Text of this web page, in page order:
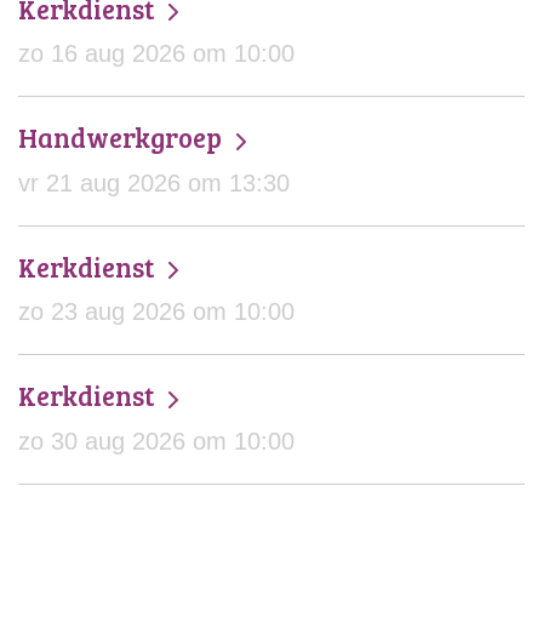
Kerkdienst
zo 16 aug 2026 om 10:00
Handwerkgroep
vr 21 aug 2026 om 13:30
Kerkdienst
zo 23 aug 2026 om 10:00
Kerkdienst
zo 30 aug 2026 om 10:00